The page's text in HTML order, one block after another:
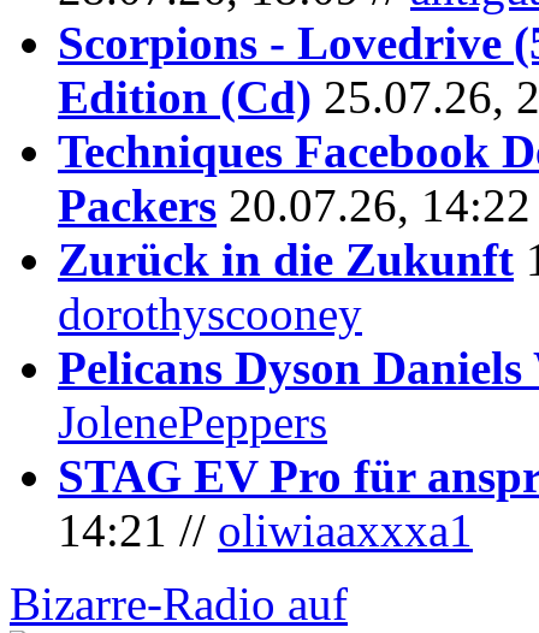
Scorpions - Lovedrive
Edition (Cd) 25.07.26,
Techniques Facebook
Packers 20.07.26,
Zurück in die Zukunft
dorothyscooney
Pelicans Dyson
JolenePeppers
STAG EV Pro für
14:21 // oliwiaaxxxa1
Bizarre-Radio auf